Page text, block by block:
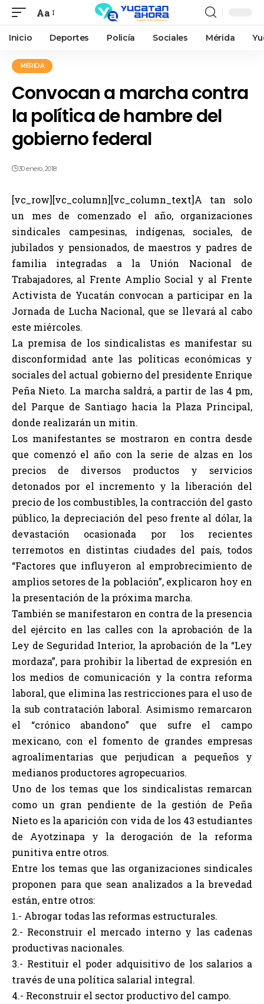
Aa
Inicio Deportes Policía Sociales Mérida
MÉRIDA
Convocan a marcha contra
la política de hambre del
gobierno federal
30 enero, 2018
[vc_row][vc_column][vc_column_text]A tan solo
un mes de comenzado el año, organizaciones
sindicales campesinas, indígenas, sociales, de
jubilados y pensionados, de maestros y padres de
familia integradas a la Unión Nacional de
Trabajadores, al Frente Amplio Social y al Frente
Activista de Yucatán convocan a participar en la
Jornada de Lucha Nacional, que se llevará al cabo
este miércoles.
La premisa de los sindicalistas es manifestar su
disconformidad ante las políticas económicas y
sociales del actual gobierno del presidente Enrique
Peña Nieto. La marcha saldrá, a partir de las 4 pm,
del Parque de Santiago hacia la Plaza Principal,
donde realizarán un mitin.
Los manifestantes se mostraron en contra desde
que comenzó el año con la serie de alzas en los
precios de diversos productos y servicios
detonados por el incremento y la liberación del
precio de los combustibles, la contracción del gasto
público, la depreciación del peso frente al dólar, la
devastación ocasionada por los recientes
terremotos en distintas ciudades del país, todos
“Factores que influyeron al emprobrecimiento de
amplios setores de la población”, explicaron hoy en
la presentación de la próxima marcha.
También se manifestaron en contra de la presencia
del ejército en las calles con la aprobación de la
Ley de Seguridad Interior, la aprobación de la “Ley
mordaza”, para prohibir la libertad de expresión en
los medios de comunicación y la contra reforma
laboral, que elimina las restricciones para el uso de
la sub contratación laboral. Asimismo remarcaron
el “crónico abandono” que sufre el campo
mexicano, con el fomento de grandes empresas
agroalimentarias que perjudican a pequeños y
medianos productores agropecuarios.
Uno de los temas que los sindicalistas remarcan
como un gran pendiente de la gestión de Peña
Nieto es la aparición con vida de los 43 estudiantes
de Ayotzinapa y la derogación de la reforma
punitiva entre otros.
Entre los temas que las organizaciones sindicales
proponen para que sean analizados a la brevedad
están, entre otros:
1.- Abrogar todas las reformas estructurales.
2.- Reconstruir el mercado interno y las cadenas
productivas nacionales.
3.- Restituir el poder adquisitivo de los salarios a
través de una política salarial integral.
4.- Reconstruir el sector productivo del campo.